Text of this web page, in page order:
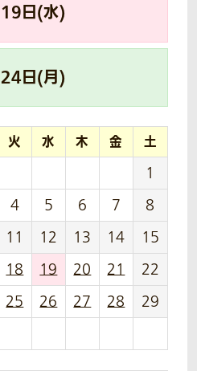
19日(水)
24日(月)
火 水 木 金 土
1
4 5 6 7
8
11 12 13 14
15
18 19 20 21
22
25 26 27 28
29